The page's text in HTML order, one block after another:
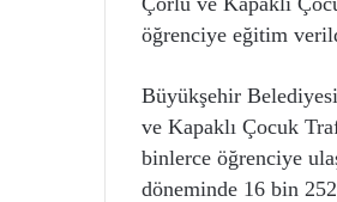
öğrenciye eğitim
Büyükşehir
ve Kapaklı Çocuk
binlerce öğrenciye
döneminde 16 bin